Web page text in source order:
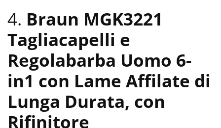
4. Braun MGK3221
Tagliacapelli e
Regolabarba Uomo 6-
in1 con Lame Affilate di
Lunga Durata, con
Rifinitore